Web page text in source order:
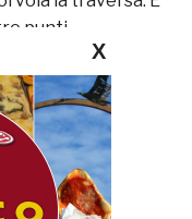
punti.
X